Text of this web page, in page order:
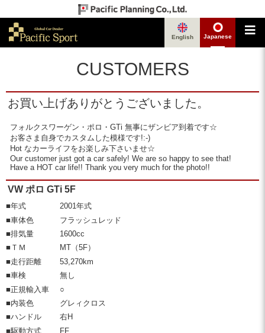
English Japanese
CUSTOMERS
お買い上げありがとうございました。
フォルクスワーゲン・ポロ・GTi 無事にザンビア到着です☆
お客さま自身でカスタムした模様です!:-)
Hot なカーライフをお楽しみ下さいませ☆
Our customer just got a car safely! We are so happy to see that!
Have a HOT car life!! Thank you very much for the photo!!
VW ポロ GTi 5F
■年式
2001年式
■車体色
フラッシュレッド
■排気量
1600cc
■ＴＭ
MT（5F）
■走行距離
53,270km
■車検
無し
■正規輸入車
○
■内装色
グレィクロス
■ハンドル
右H
■駆動方式
FF